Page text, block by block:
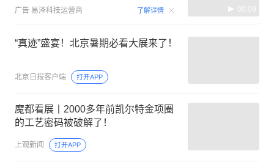
广告 易泽科技运营商 了解详情 00:09
“真迹”盛宴！北京暑期必看大展来了！
北京日报客户端 打开APP
魔都看展丨2000多年前凯尔特金项圈
的工艺密码被破解了！
上观新闻 打开APP